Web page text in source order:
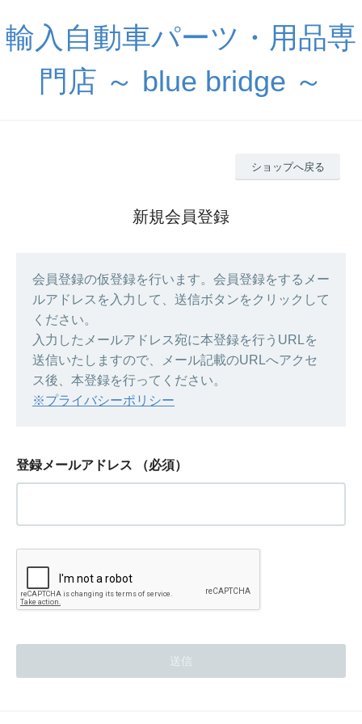
輸入自動車パーツ・用品専
門店 ～ blue bridge ～
ショップへ戻る
新規会員登録
会員登録の仮登録を行います。会員登録をするメー
ルアドレスを入力して、送信ボタンをクリックして
ください。
入力したメールアドレス宛に本登録を行うURLを
送信いたしますので、メール記載のURLへアクセ
ス後、本登録を行ってください。
※プライバシーポリシー
登録メールアドレス （必須）